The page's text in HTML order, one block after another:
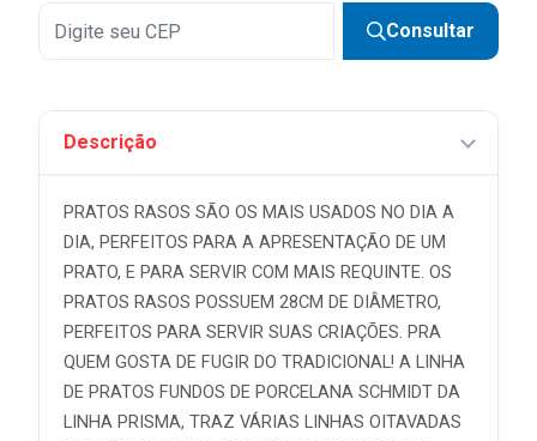
Consultar
Descrição
PRATOS RASOS SÃO OS MAIS USADOS NO DIA A
DIA, PERFEITOS PARA A APRESENTAÇÃO DE UM
PRATO, E PARA SERVIR COM MAIS REQUINTE. OS
PRATOS RASOS POSSUEM 28CM DE DIÂMETRO,
PERFEITOS PARA SERVIR SUAS CRIAÇÕES. PRA
QUEM GOSTA DE FUGIR DO TRADICIONAL! A LINHA
DE PRATOS FUNDOS DE PORCELANA SCHMIDT DA
LINHA PRISMA, TRAZ VÁRIAS LINHAS OITAVADAS